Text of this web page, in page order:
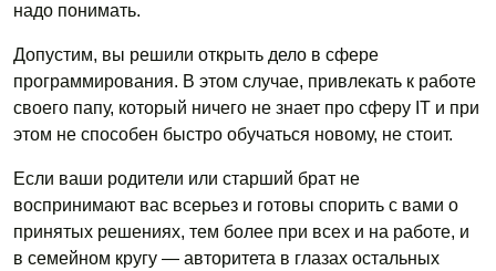
надо понимать.
Допустим, вы решили открыть дело в сфере
программирования. В этом случае, привлекать к работе
своего папу, который ничего не знает про сферу IT и при
этом не способен быстро обучаться новому, не стоит.
Если ваши родители или старший брат не
воспринимают вас всерьез и готовы спорить с вами о
принятых решениях, тем более при всех и на работе, и
в семейном кругу — авторитета в глазах остальных